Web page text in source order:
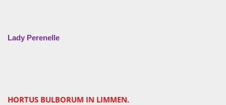
Lady Perenelle
HORTUS BULBORUM IN LIMMEN.